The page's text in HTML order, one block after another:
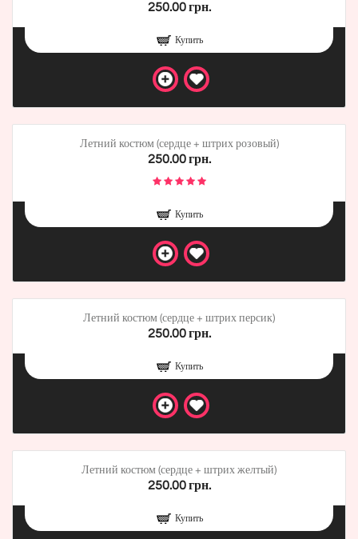
250.00 грн.
Купить
Летний костюм (сердце + штрих розовый)
250.00 грн.
Купить
Летний костюм (сердце + штрих персик)
250.00 грн.
Купить
Летний костюм (сердце + штрих желтый)
250.00 грн.
Купить